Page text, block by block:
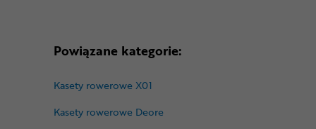
Powiązane kategorie:
Kasety rowerowe X01
Kasety rowerowe Deore